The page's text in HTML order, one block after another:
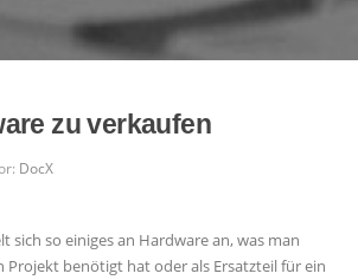
zu verkaufen
DocX
sich so einiges an Hardware an, was man
Projekt benötigt hat oder als Ersatzteil für ein